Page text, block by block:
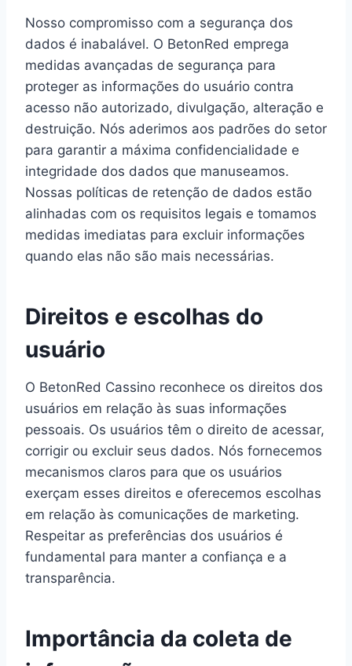
Nosso compromisso com a segurança dos
dados é inabalável. O BetonRed emprega
medidas avançadas de segurança para
proteger as informações do usuário contra
acesso não autorizado, divulgação, alteração e
destruição. Nós aderimos aos padrões do setor
para garantir a máxima confidencialidade e
integridade dos dados que manuseamos.
Nossas políticas de retenção de dados estão
alinhadas com os requisitos legais e tomamos
medidas imediatas para excluir informações
quando elas não são mais necessárias.
Direitos e escolhas do
usuário
O BetonRed Cassino reconhece os direitos dos
usuários em relação às suas informações
pessoais. Os usuários têm o direito de acessar,
corrigir ou excluir seus dados. Nós fornecemos
mecanismos claros para que os usuários
exerçam esses direitos e oferecemos escolhas
em relação às comunicações de marketing.
Respeitar as preferências dos usuários é
fundamental para manter a confiança e a
transparência.
Importância da coleta de